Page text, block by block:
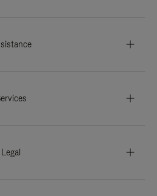
Legal